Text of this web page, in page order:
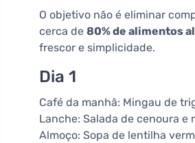
O objetivo não é eliminar
cerca de 80% de alimentos
frescor e simplicidade.
Dia 1
Café da manhã: Mingau de
Lanche: Salada de cenoura e
Almoço: Sopa de lentilha